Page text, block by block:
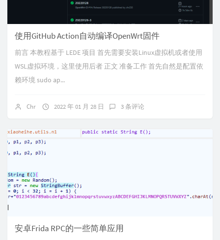
使用GitHub Action自动编译OpenWrt固件
前言 本教程基于 LEDE 项目 首先需要安装Linux虚拟机或者使用
WSL虚拟环境，这里使用后者 正文 准备工作 首先自然是配置依
赖环境 sudo ap...
Chr 2022 年 01 月 28 日 3 条评论
安卓Frida RPC的一些简单应用